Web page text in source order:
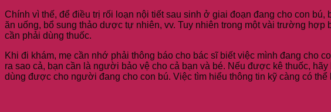
Chính vì thế, để điều trị rối loạn nội tiết sau sinh ở giai đoạn đang cho con
ăn uống, bổ sung thảo dược tự nhiên, vv. Tuy nhiên trong một vài trường
cần phải dùng thuốc.
Khi đi khám, mẹ cần nhớ phải thông báo cho bác sĩ biết việc mình đang cho
ra sao cả, bạn cần là người bảo vệ cho cả bạn và bé. Nếu được kê thuốc,
dùng được cho người đang cho con bú. Việc tìm hiểu thông tin kỹ càng có